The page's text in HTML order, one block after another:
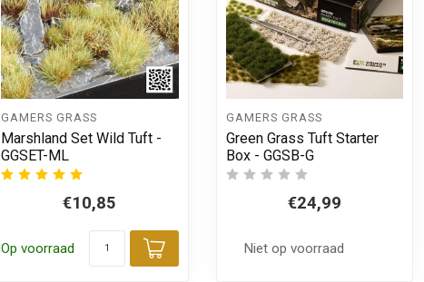
GAMERS GRASS
Marshland Set Wild Tuft -
GGSET-ML
€10,85
Op voorraad
Toevoegen aan winkelwagen
GAMERS GRASS
Green Grass Tuft Starter
Box - GGSB-G
€24,99
Niet op voorraad